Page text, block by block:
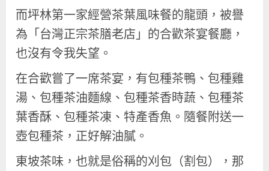
而坪林第一家經營茶葉風味餐的龍頭，被譽
為「台灣正宗茶膳老店」的合歡茶宴餐廳，
也沒有令我失望。
在合歡嘗了一席茶宴，有包種茶鴨、包種雞
湯、包種茶油麵線、包種茶香時蔬、包種茶
葉香酥、包種茶凍、特產香魚。隨餐附送一
壺包種茶，正好解油膩。
東坡茶味，也就是俗稱的刈包（割包），那